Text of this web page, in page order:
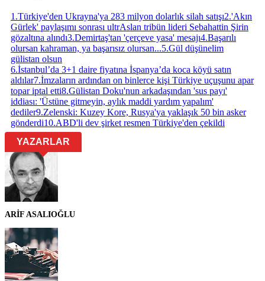
1 .Türkiye'den Ukrayna'ya 283 milyon dolarlık silah satışı2.'Akın
Gürlek' paylaşımı sonrası ultrAslan tribün lideri Sebahattin Şirin
gözaltına alındı3.Demirtaş'tan 'çerçeve yasa' mesajı4.Başarılı
olursan kahraman, ya başarısız olursan...5.Gül düşünelim
gülistan olsun
6.İstanbul’da 3+1 daire fiyatına İspanya’da koca köyü satın
aldılar7.İmzaların ardından on binlerce kişi Türkiye uçuşunu apar
topar iptal etti8.Gülistan Doku'nun arkadaşından 'sus payı'
iddiası: 'Üstüne gitmeyin, aylık maddi yardım yapalım'
dediler9.Zelenski: Kuzey Kore, Rusya'ya yaklaşık 50 bin asker
gönderdi10.ABD'li dev şirket resmen Türkiye'den çekildi
YAZARLAR
ARİF ASALIOĞLU